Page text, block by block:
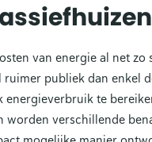
van energie al net
ruimer publiek dan enkel
energieverbruik te
worden verschillende